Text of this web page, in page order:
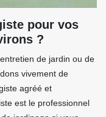
pour vos
?
de jardin ou de
vivement de
agréé et
est le professionnel